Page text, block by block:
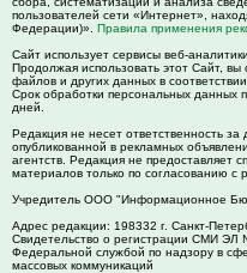
пользователей сети «Интернет»,
Федерации)». Правила применения
Сайт использует сервисы веб-аналитики
Продолжая использовать этот Сайт,
файлов и других данных в
Срок обработки персональных данных
дней.
Редакция не несет ответственность
опубликованной в рекламных
агентств. Редакция не предоставляет
материалов только по согласованию с
Учредитель ООО "Информационное
Адрес редакции: 198332 г. Санкт-
Свидетельство о регистрации СМИ
Федеральной службой по надзору в
массовых коммуникаций